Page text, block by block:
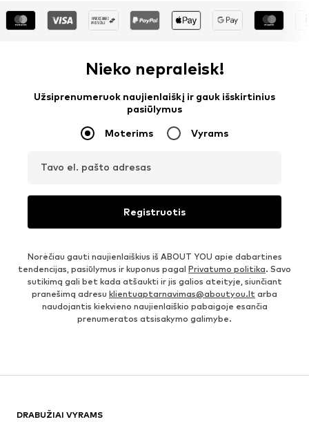
Nieko nepraleisk!
Užsiprenumeruok naujienlaiškį ir gauk išskirtinius
pasiūlymus
Moterims Vyrams
Tavo el. pašto adresas
Registruotis
Norėčiau gauti naujienlaiškius iš ABOUT YOU apie dabartines
tendencijas, pasiūlymus ir kuponus pagal Privatumo politika. Savo
sutikimą gali bet kada atšaukti ir jis galios ateityje, siunčiant
pranešimą adresu klientuaptarnavimas@aboutyou.lt arba
naudojantis kiekvieno naujienlaiškio pabaigoje esančia
prenumeratos atsisakymo galimybe.
DRABUŽIAI VYRAMS